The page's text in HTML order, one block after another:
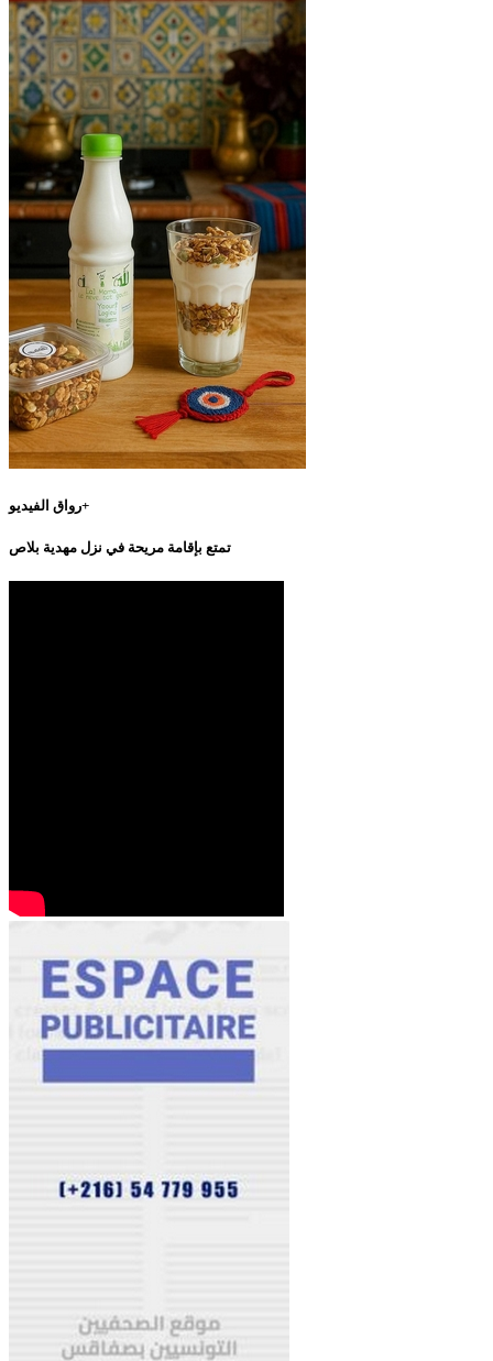
رواق الفيديو+
تمتع بإقامة مريحة في نزل مهدية بلاص